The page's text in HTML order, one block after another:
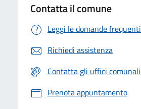
Contatta il comune
Leggi le domande frequenti
Richiedi assistenza
Contatta gli uffici comunali
Prenota appuntamento